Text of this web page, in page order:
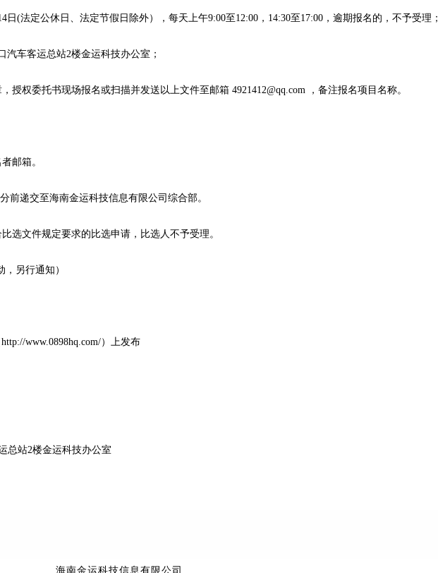
日(法定公休日、法定节假日除外），每天上午9:00至12:00，14:30至17:00，逾期报名的，不予受理；
车客运总站2楼金运科技办公室；
授权委托书现场报名或扫描并发送以上文件至邮箱 4921412@qq.com ，备注报名项目名称。
邮箱。
分前递交至海南金运科技信息有限公司 综合部。
选文件规定要求的比选申请，比选人不予受理。
，另行通知）
www.0898hq.com/）上发布
总站2楼金运科技办公室
海南金运科技信息有限公司